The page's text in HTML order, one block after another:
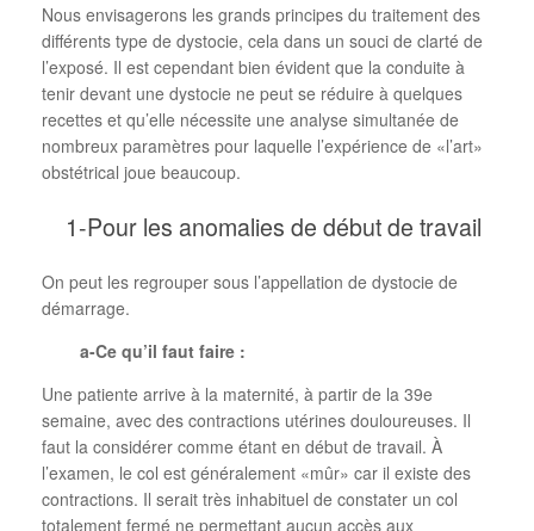
Nous envisagerons les grands principes du traitement des
différents type de dystocie, cela dans un souci de clarté de
l’exposé. Il est cependant bien évident que la conduite à
tenir devant une dystocie ne peut se réduire à quelques
recettes et qu’elle nécessite une analyse simultanée de
nombreux paramètres pour laquelle l’expérience de «l’art»
obstétrical joue beaucoup.
1-Pour les anomalies de début de travail
On peut les regrouper sous l’appellation de dystocie de
démarrage.
a-Ce qu’il faut faire :
Une patiente arrive à la maternité, à partir de la 39e
semaine, avec des contractions utérines douloureuses. Il
faut la considérer comme étant en début de travail. À
l’examen, le col est généralement «mûr» car il existe des
contractions. Il serait très inhabituel de constater un col
totalement fermé ne permettant aucun accès aux